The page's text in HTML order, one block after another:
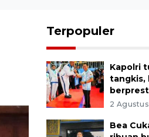
Terpopuler
Kapolri
tangkis,
2
Bea